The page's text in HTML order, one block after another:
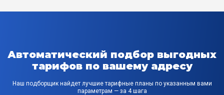
Автоматический подбор выгодных
тарифов по вашему адресу
Наш подборщик найдет лучшие тарифные планы по указанным вами
параметрам — за 4 шага